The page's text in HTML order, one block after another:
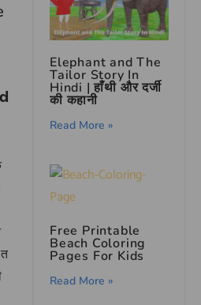
Elephant and The
Tailor Story In
Hindi | हाँथी और दर्जी
की कहानी
Read More »
Free Printable
Beach Coloring
Pages For Kids
Read More »